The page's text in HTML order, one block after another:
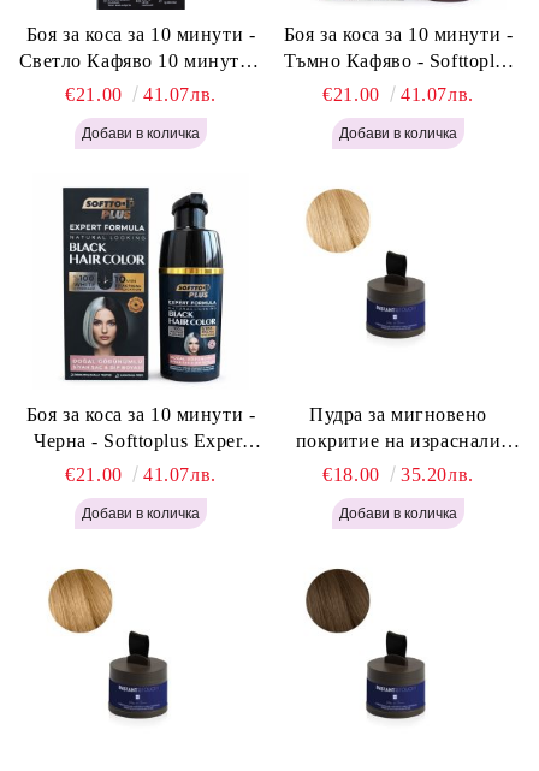
Боя за коса за 10 минути -
Светло Кафяво 10 минути -
Softtoplus Expert Woman
Light Brown 400мл
€21.00 41.07лв.
Боя за коса за 10 минути -
Тъмно Кафяво - Softtoplus
Expert Woman Dark Brown
400 мл
€21.00 41.07лв.
Боя за коса за 10 минути -
Черна - Softtoplus Expert
Woman Black 400мл
€21.00 41.07лв.
Пудра за мигновено
покритие на израснали
корени Светло Русо - Labor
Pro Instant Retouch Powder -
Light Blonde H646
€18.00 35.20лв.